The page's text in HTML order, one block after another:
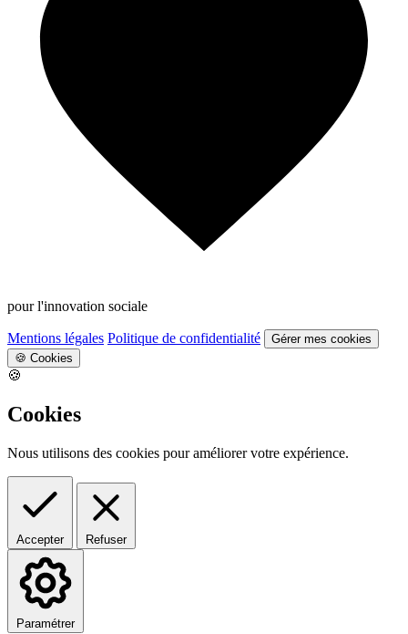
pour l'innovation sociale
Mentions légales Politique de confidentialité
Gérer mes cookies
🍪 Cookies
🍪
Cookies
Nous utilisons des cookies pour améliorer votre expérience.
Accepter Refuser
Paramétrer